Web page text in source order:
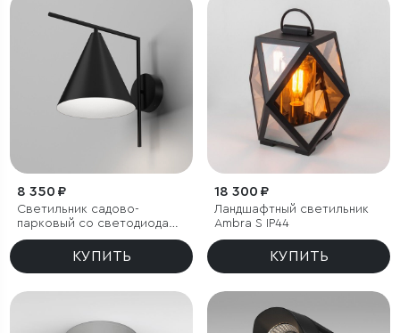
8 350 ₽
Светильник садово-
парковый со светодиодами
Bevel
КУПИТЬ
18 300 ₽
Ландшафтный светильник
Ambra S IP44
КУПИТЬ